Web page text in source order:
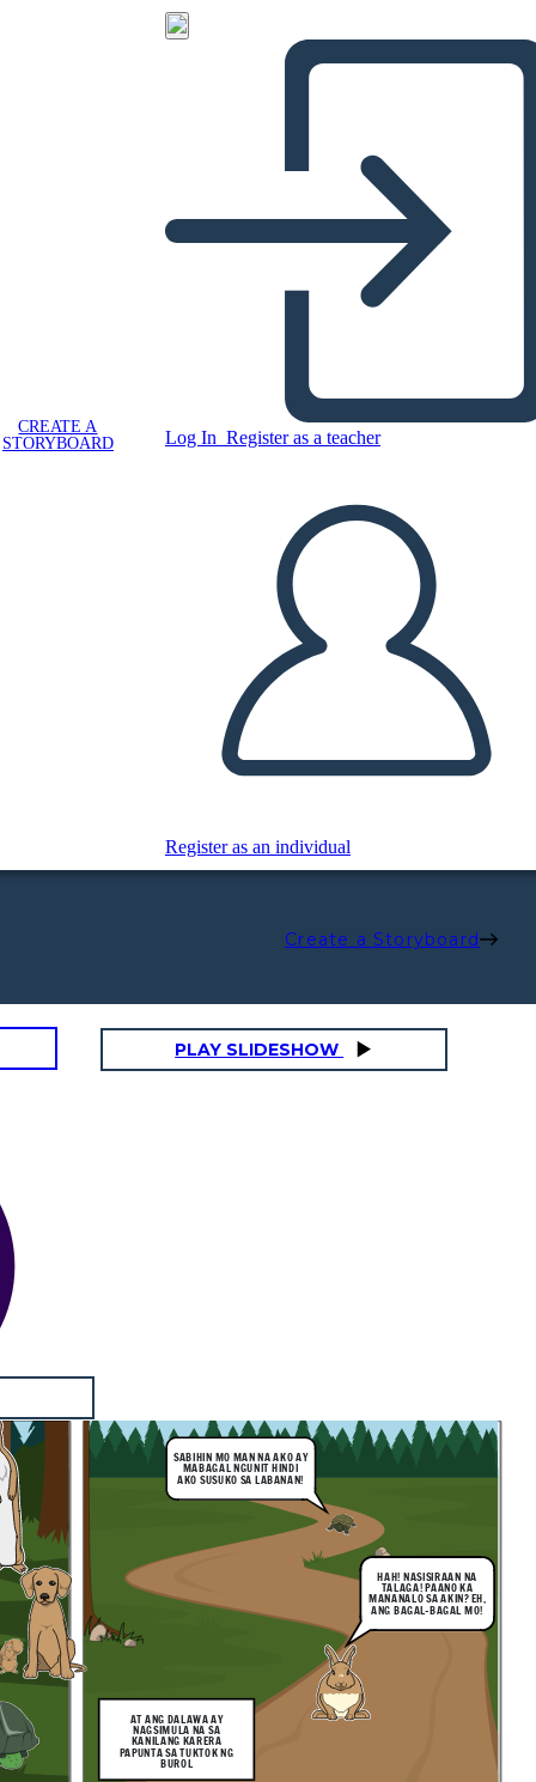
CREATE A
STORYBOARD
Log In Register as a teacher
Register as an individual
Create a Storyboard
PLAY SLIDESHOW
HAH! NASISIRAAN NA
TALAGA! PAANO KA
MANANALO SA AKIN? EH,
ANG BAGAL-BAGAL MO!
SABIHIN MO MAN NA AKO AY
MABAGAL NGUNIT HINDI
AKO SUSUKO SA LABANAN!
AT ANG DALAWA AY
NAGSIMULA NA SA
KANILANG KARERA
PAPUNTA SA TUKTOK NG
BUROL